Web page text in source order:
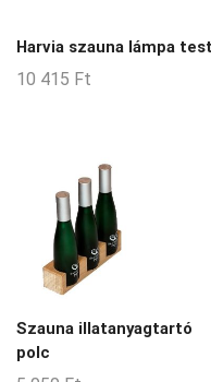
Harvia szauna lámpa test
10 415 Ft
Szauna illatanyagtartó
polc